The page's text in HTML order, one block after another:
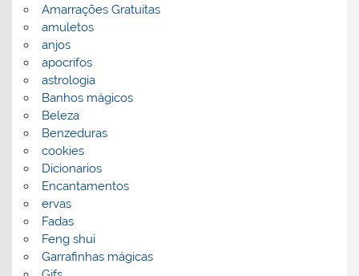
Amarrações Gratuitas
amuletos
anjos
apocrifos
astrologia
Banhos mágicos
Beleza
Benzeduras
cookies
Dicionarios
Encantamentos
ervas
Fadas
Feng shui
Garrafinhas mágicas